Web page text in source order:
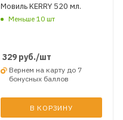
Мовиль KERRY 520 мл.
Меньше 10 шт
329руб./шт
Вернем на карту до 7
бонусных баллов
В КОРЗИНУ